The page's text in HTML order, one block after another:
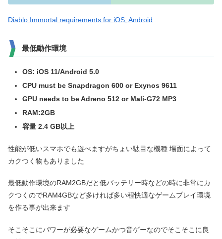
Diablo Immortal requirements for iOS, Android
最低動作環境
OS: iOS 11/Android 5.0
CPU must be Snapdragon 600 or Exynos 9611
GPU needs to be Adreno 512 or Mali-G72 MP3
RAM:2GB
容量 2.4 GB以上
性能が低いスマホでも遊べますがちょい駄目な機種 場面によって
カクつく物もありました
最低動作環境のRAM2GBだと低バッテリー時などの時に非常にカ
クつくのでRAM4GBなど多ければ多い程快適なゲームプレイ環境
を作る事が出来ます
そこそこにパワーが必要なゲームかつ音ゲーなのでそこそこに良